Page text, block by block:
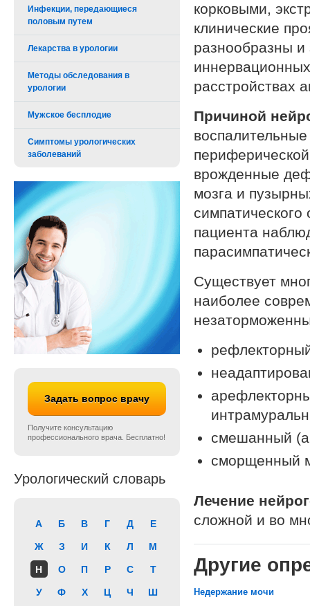
Инфекции, передающиеся
половым путем
Лекарства в урологии
Методы обследования в
урологии
Мужское бесплодие
Симптомы урологических
заболеваний
Задать вопрос врачу
Получите консультацию
профессионального врача. Бесплатно!
Урологический словарь
А Б В Г Д Е
Ж З И К Л М
Н О П Р С Т
У Ф Х Ц Ч Ш
корковыми,
клинические
разнообразны и
расстройствах
Причиной
врожденные
мозга и
пациента
Существует
наиболее
смешанный
сморщенный
Лечение
сложной и во
Другие
Недержание мочи